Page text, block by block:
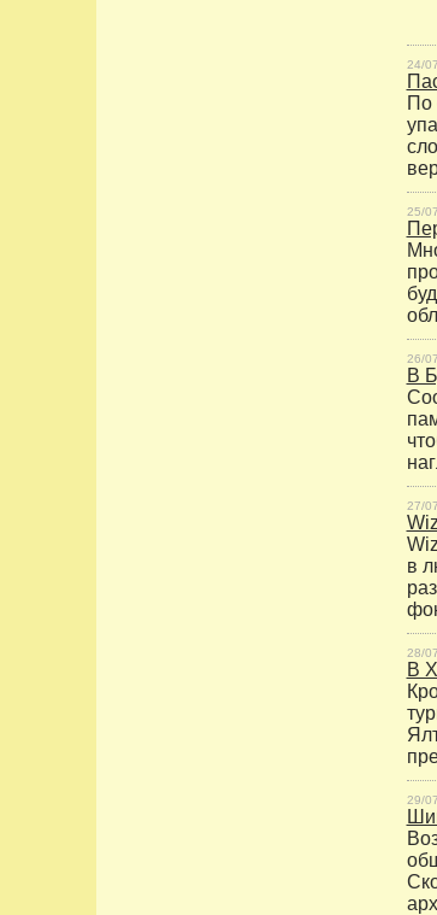
24/
По
25/
26/
В
27/
в
28/
В
29/